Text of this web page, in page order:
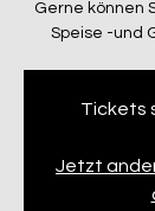
Gerne können
Speise -und
Tickets
Jetzt